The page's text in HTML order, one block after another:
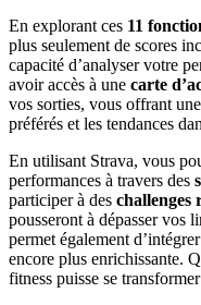
En explorant ces 11
plus seulement de scores
capacité d’analyser votre
avoir accès à une carte
vos sorties, vous offrant
préférés et les tendances
En utilisant Strava, vous
performances à travers des
participer à des challenges
pousseront à dépasser vos
permet également
encore plus enrichissante.
fitness puisse se